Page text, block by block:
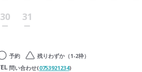
30 31
予約
残りわずか（1-2枠）
問い合わせ(0753921234)